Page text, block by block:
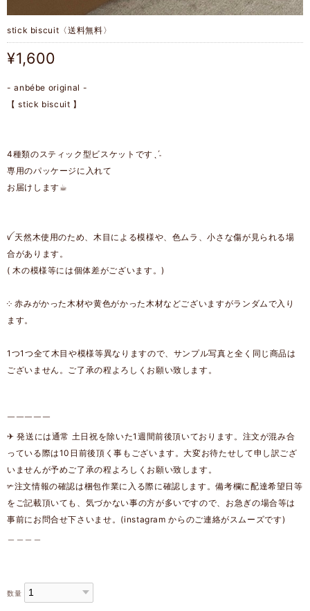
stick biscuit〈送料無料〉
¥1,600
- anbébe original -
【 stick biscuit 】
4種類のスティック型ビスケットですˎˊ˗
専用のパッケージに入れて
お届けします☕︎
ꪜ 天然木使用のため、木目による模様や、色ムラ、小さな傷が見られる場
合があります。
( 木の模様等には個体差がございます。)
༶ 赤みがかった木材や黄色がかった木材などございますがランダムで入り
ます。
1つ1つ全て木目や模様等異なりますので、サンプル写真と全く同じ商品は
ございません。ご了承の程よろしくお願い致します。
￣￣￣￣￣
✈︎ 発送には通常 土日祝を除いた1週間前後頂いております。注文が混み合
っている際は10日前後頂く事もございます。大変お待たせして申し訳ござ
いませんが予めご了承の程よろしくお願い致します。
✃注文情報の確認は梱包作業に入る際に確認します。備考欄に配達希望日等
をご記載頂いても、気づかない事の方が多いですので、お急ぎの場合等は
事前にお問合せ下さいませ。(instagram からのご連絡がスムーズです)
数量